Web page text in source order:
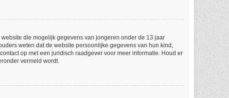
die mogelijk gegevens van jongeren onder de 13 jaar
weten dat de website persoonlijke gegevens van hun kind,
op met een juridisch raadgever voor meer informatie. Houd er
vermeld wordt.